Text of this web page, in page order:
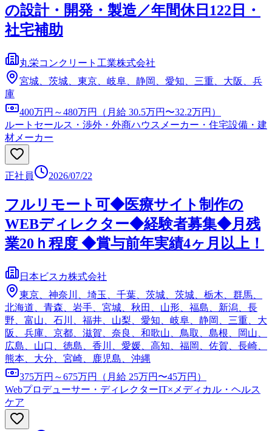
の設計・開発・製造／年間休日122日・
社宅補助
丸栄コンクリート工業株式会社
宮城、茨城、東京、岐阜、静岡、愛知、三重、大阪、兵
庫
400万円～480万円（月給 30.5万円〜32.2万円）
ルートセールス・渉外・外商ハウスメーカー・住宅設備・建
材メーカー
正社員 2026/07/22
フルリモート可◆医療サイト制作の
WEBディレクター◆経験者募集◆月残
業20ｈ程度 ◆賞与前年実績4ヶ月以上！
日本ビスカ株式会社
東京、神奈川、埼玉、千葉、茨城、茨城、栃木、群馬、
北海道、青森、岩手、宮城、秋田、山形、福島、新潟、長
野、富山、石川、福井、山梨、愛知、岐阜、静岡、三重、大
阪、兵庫、京都、滋賀、奈良、和歌山、鳥取、島根、岡山、
広島、山口、徳島、香川、愛媛、高知、福岡、佐賀、長崎、
熊本、大分、宮崎、鹿児島、沖縄
375万円～675万円（月給 25万円〜45万円）
Webプロデューサー・ディレクターIT×メディカル・ヘルス
ケア